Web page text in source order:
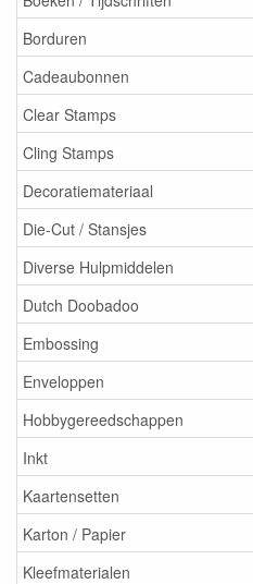
Borduren
Cadeaubonnen
Clear Stamps
Cling Stamps
Decoratiemateriaal
Die-Cut / Stansjes
Diverse Hulpmiddelen
Dutch Doobadoo
Embossing
Enveloppen
Hobbygereedschappen
Inkt
Kaartensetten
Karton / Papier
Kleefmaterialen